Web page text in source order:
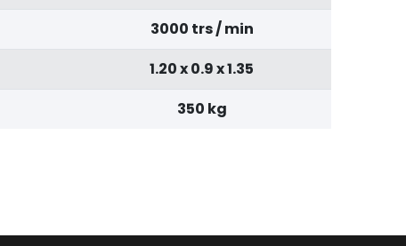
3000 trs / min
1.20 x 0.9 x 1.35
350 kg